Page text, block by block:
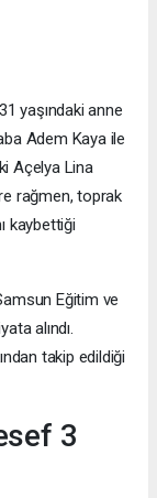
yaşındaki anne
Adem Kaya ile
Açelya Lina
rağmen, toprak
kaybettiği
Eğitim ve
alındı.
takip edildiği
3